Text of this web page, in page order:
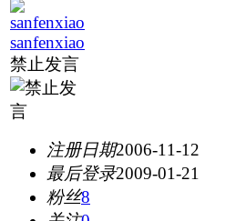
sanfenxiao
禁止发言
注册日期2006-11-12
最后登录2009-01-21
粉丝8